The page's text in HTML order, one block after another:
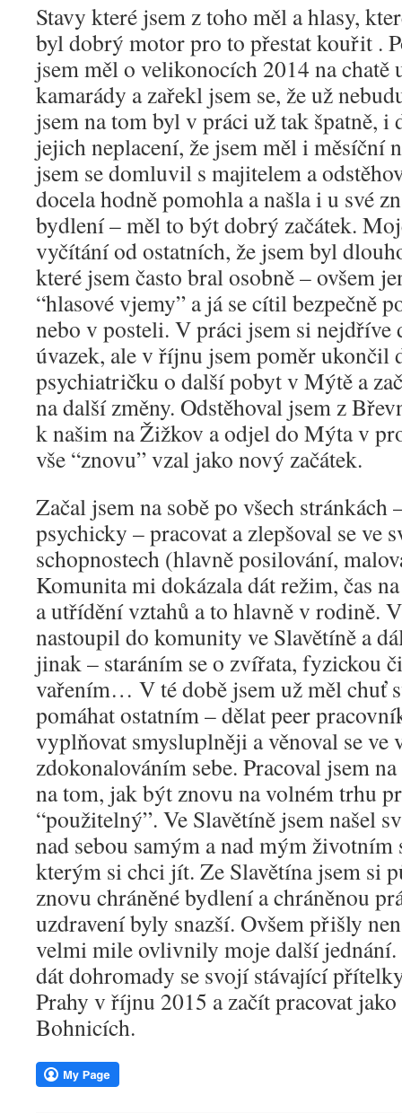
Stavy které jsem z toho měl a hlasy,
byl dobrý motor pro to přestat kouřit .
jsem měl o velikonocích 2014 na chatě
kamarády a zařekl jsem se, že už
jsem na tom byl v práci už tak špatně,
jejich neplacení, že jsem měl i měsíční
jsem se domluvil s majitelem a
docela hodně pomohla a našla i u své
bydlení – měl to být dobrý začátek.
vyčítání od ostatních, že jsem byl
které jsem často bral osobně – ovšem
“hlasové vjemy” a já se cítil bezpečně
nebo v posteli. V práci jsem si
úvazek, ale v říjnu jsem poměr ukončil
psychiatričku o další pobyt v Mýtě a
na další změny. Odstěhoval jsem z
k našim na Žižkov a odjel do Mýta v
vše “znovu” vzal jako nový začátek.
Začal jsem na sobě po všech
psychicky – pracovat a zlepšoval se ve
schopnostech (hlavně posilování,
Komunita mi dokázala dát režim, čas
a utřídění vztahů a to hlavně v rodině.
nastoupil do komunity ve Slavětíně a
jinak – staráním se o zvířata, fyzickou
vařením… V té době jsem už měl chuť
pomáhat ostatním – dělat peer
vyplňovat smysluplněji a věnoval se ve
zdokonalováním sebe. Pracoval jsem
na tom, jak být znovu na volném trhu
“použitelný”. Ve Slavětíně jsem našel
nad sebou samým a nad mým životním
kterým si chci jít. Ze Slavětína jsem si
znovu chráněné bydlení a chráněnou
uzdravení byly snazší. Ovšem přišly
velmi mile ovlivnily moje další jednání.
dát dohromady se svojí stávající
Prahy v říjnu 2015 a začít pracovat
Bohnicích.